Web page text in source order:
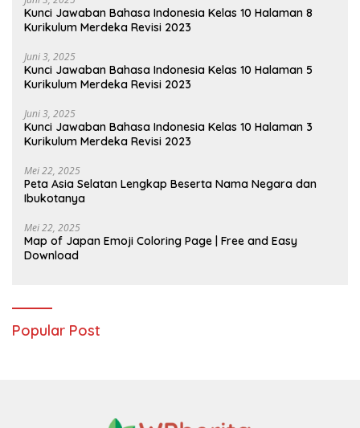
Kunci Jawaban Bahasa Indonesia Kelas 10 Halaman 8
Kurikulum Merdeka Revisi 2023
Juni 3, 2025
Kunci Jawaban Bahasa Indonesia Kelas 10 Halaman 5
Kurikulum Merdeka Revisi 2023
Juni 3, 2025
Kunci Jawaban Bahasa Indonesia Kelas 10 Halaman 3
Kurikulum Merdeka Revisi 2023
Mei 22, 2025
Peta Asia Selatan Lengkap Beserta Nama Negara dan
Ibukotanya
Mei 22, 2025
Map of Japan Emoji Coloring Page | Free and Easy
Download
Popular Post